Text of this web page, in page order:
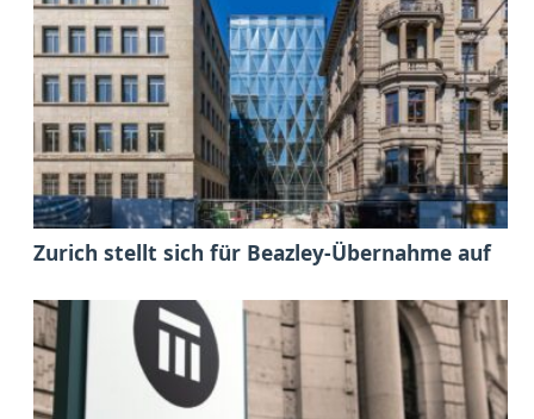
Zurich stellt sich für Beazley-Übernahme auf